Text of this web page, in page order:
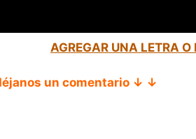
AGREGAR UNA LETRA O
un comentario ↓ ↓